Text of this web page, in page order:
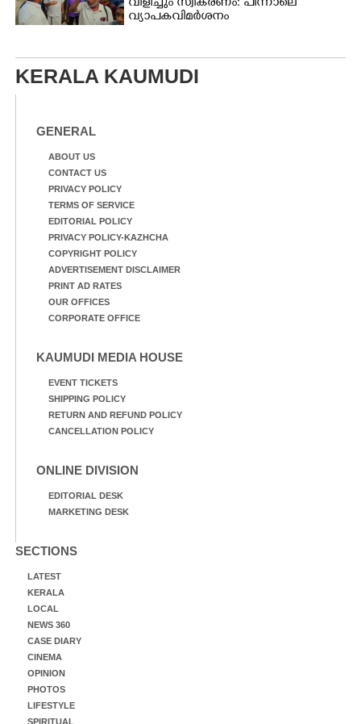
വിളിച്ചും സ്വീകരണം: പിന്നാലെ
വ്യാപകവിമർശനം
KERALA KAUMUDI
GENERAL
ABOUT US
CONTACT US
PRIVACY POLICY
TERMS OF SERVICE
EDITORIAL POLICY
PRIVACY POLICY-KAZHCHA
COPYRIGHT POLICY
ADVERTISEMENT DISCLAIMER
PRINT AD RATES
OUR OFFICES
CORPORATE OFFICE
KAUMUDI MEDIA HOUSE
EVENT TICKETS
SHIPPING POLICY
RETURN AND REFUND POLICY
CANCELLATION POLICY
ONLINE DIVISION
EDITORIAL DESK
MARKETING DESK
SECTIONS
LATEST
KERALA
LOCAL
NEWS 360
CASE DIARY
CINEMA
OPINION
PHOTOS
LIFESTYLE
SPIRITUAL